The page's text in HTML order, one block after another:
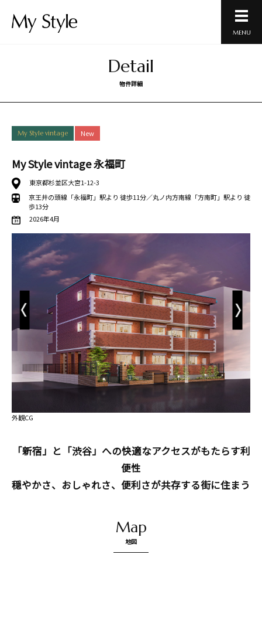
MENU
Detail
物件詳細
My Style vintage New
My Style vintage 永福町
東京都杉並区大宮1-12-3
京王井の頭線「永福町」駅より 徒歩11分／丸ノ内方南線「方南町」駅より 徒
歩13分
2026年4月
Previous
外観CG
Next
「新宿」と「渋谷」への快適なアクセスがもたらす利
便性
穏やかさ、おしゃれさ、便利さが共存する街に住まう
Map
地図